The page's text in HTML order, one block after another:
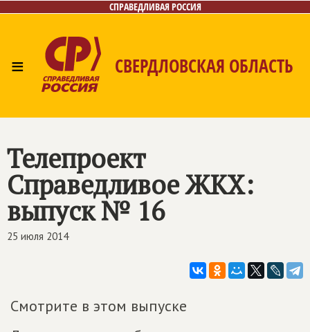
СПРАВЕДЛИВАЯ РОССИЯ
≡ СВЕРДЛОВСКАЯ ОБЛАСТЬ
Телепроект
Справедливое ЖКХ:
выпуск № 16
25 июля 2014
Смотрите в этом выпуске